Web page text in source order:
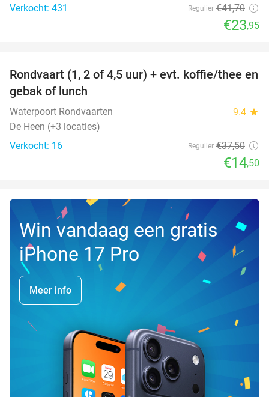
Verkocht: 431
Regulier €41,70
€23,95
61%
TODAY
Rondvaart (1, 2 of 4,5 uur) + evt. koffie/thee en
gebak of lunch
Waterpoort Rondvaarten 9.4 star
De Heen (+3 locaties)
Verkocht: 16
Regulier €37,50
€14,50
Win vandaag een gratis
iPhone 17 Pro
Meer info